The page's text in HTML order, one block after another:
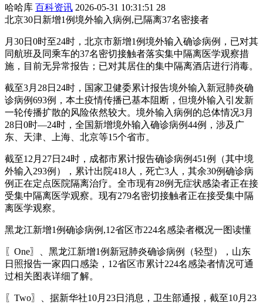
哈哈库 百科资讯 2026-05-31 10:31:51 28
北京30日新增1例境外输入病例,已隔离37名密接者
月30日0时至24时，北京市新增1例境外输入确诊病例，已对其
同航班及同乘车的37名密切接触者落实集中隔离医学观察措
施，目前无异常报告；已对其居住的集中隔离酒店进行消毒。
截至3月28日24时，国家卫健委累计报告境外输入新冠肺炎确
诊病例693例，本土疫情传播已基本阻断，但境外输入引发新
一轮传播扩散的风险依然较大。境外输入病例的总体情况3月
28日0时—24时，全国新增境外输入确诊病例44例，涉及广
东、天津、上海、北京等15个省市。
截至12月27日24时，成都市累计报告确诊病例451例（其中境
外输入293例），累计出院418人，死亡3人，其余30例确诊病
例正在定点医院隔离治疗。全市现有28例无症状感染者正在接
受集中隔离医学观察。现有279名密切接触者正在接受集中隔
离医学观察。
黑龙江新增1例确诊病例,12省区市224名感染者概况一图读懂
〖One〗、黑龙江新增1例新冠肺炎确诊病例（轻型），山东
日照报告一家四口感染，12省区市累计224名感染者情况可通
过相关图表详细了解。
〖Two〗、据新华社10月23日消息，卫生部通报，截至10月23